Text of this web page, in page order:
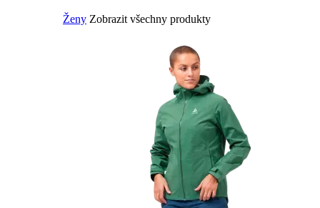
Ženy Zobrazit všechny produkty